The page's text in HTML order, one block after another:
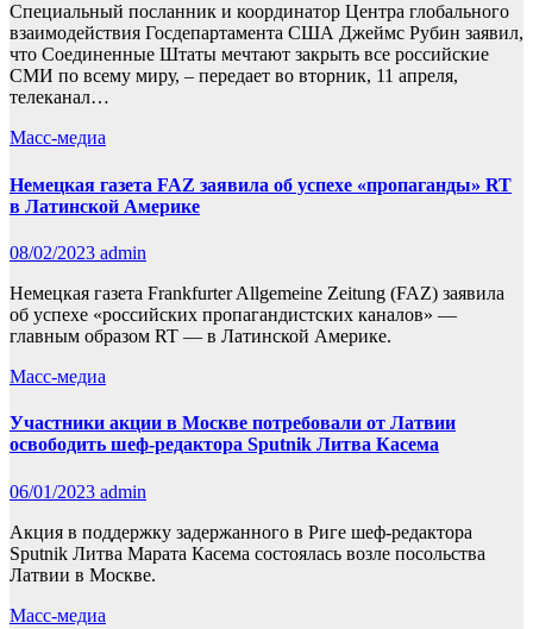
Специальный посланник и координатор Центра глобального
взаимодействия Госдепартамента США Джеймс Рубин заявил,
что Соединенные Штаты мечтают закрыть все российские
СМИ по всему миру, – передает во вторник, 11 апреля,
телеканал…
Масс-медиа
Немецкая газета FAZ заявила об успехе «пропаганды» RT
в Латинской Америке
08/02/2023 admin
Немецкая газета Frankfurter Allgemeine Zeitung (FAZ) заявила
об успехе «российских пропагандистских каналов» —
главным образом RT — в Латинской Америке.
Масс-медиа
Участники акции в Москве потребовали от Латвии
освободить шеф-редактора Sputnik Литва Касема
06/01/2023 admin
Акция в поддержку задержанного в Риге шеф-редактора
Sputnik Литва Марата Касема состоялась возле посольства
Латвии в Москве.
Масс-медиа